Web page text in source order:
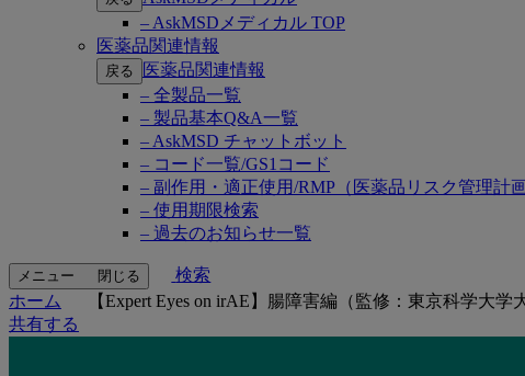
– AskMSDメディカル TOP
医薬品関連情報
戻る
医薬品関連情報
– 全製品一覧
– 製品基本Q&A一覧
– AskMSD チャットボット
– コード一覧/GS1コード
– 副作用・適正使用/RMP（医薬品リスク管理計画
– 使用期限検索
– 過去のお知らせ一覧
メニュー 閉じる
検索
ホーム
【Expert Eyes on irAE】腸障害編（監修：東京科学大
共有する